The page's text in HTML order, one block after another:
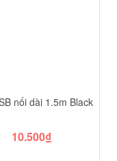
Cáp USB nối dài 1.5m Black
10.500₫